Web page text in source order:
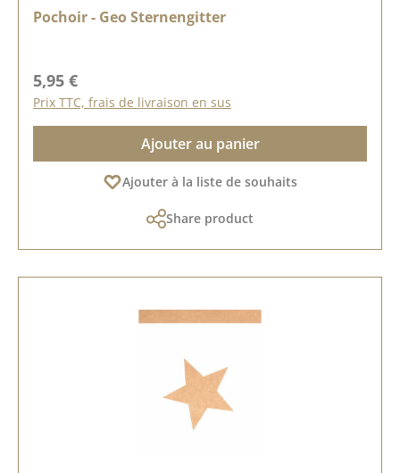
Pochoir - Geo Sternengitter
Prix régulier :
5,95 €
Prix TTC, frais de livraison en sus
Ajouter au panier
Ajouter à la liste de souhaits
Share product